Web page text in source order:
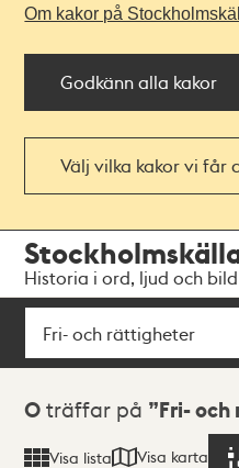
Om kakor på
Godkänn alla kakor
Välj vilka kakor vi får
navigationen
huvudinnehållet
Historia i ord, ljud och bild
Sök
Sökresultat
0 träffar på Fri-
Visa lista Visa karta